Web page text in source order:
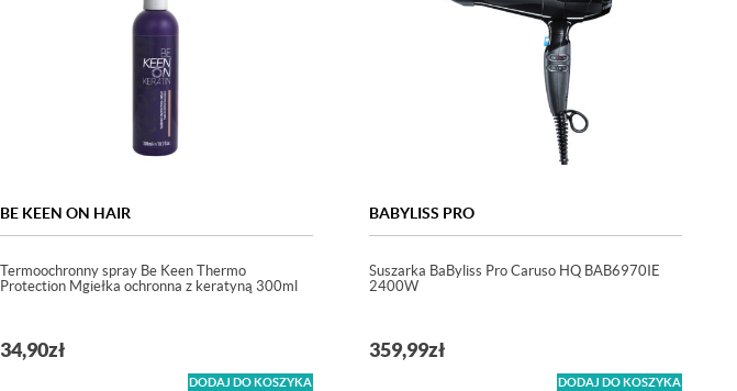
BE KEEN ON HAIR
Termoochronny spray Be Keen Thermo
Protection Mgiełka ochronna z keratyną 300ml
34,90zł
DODAJ DO KOSZYKA
BABYLISS PRO
Suszarka BaByliss Pro Caruso HQ BAB6970IE
2400W
359,99zł
DODAJ DO KOSZYKA